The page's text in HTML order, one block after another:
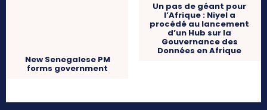
Un pas de géant pour
l’Afrique : Niyel a
procédé au lancement
d’un Hub sur la
Gouvernance des
Données en Afrique